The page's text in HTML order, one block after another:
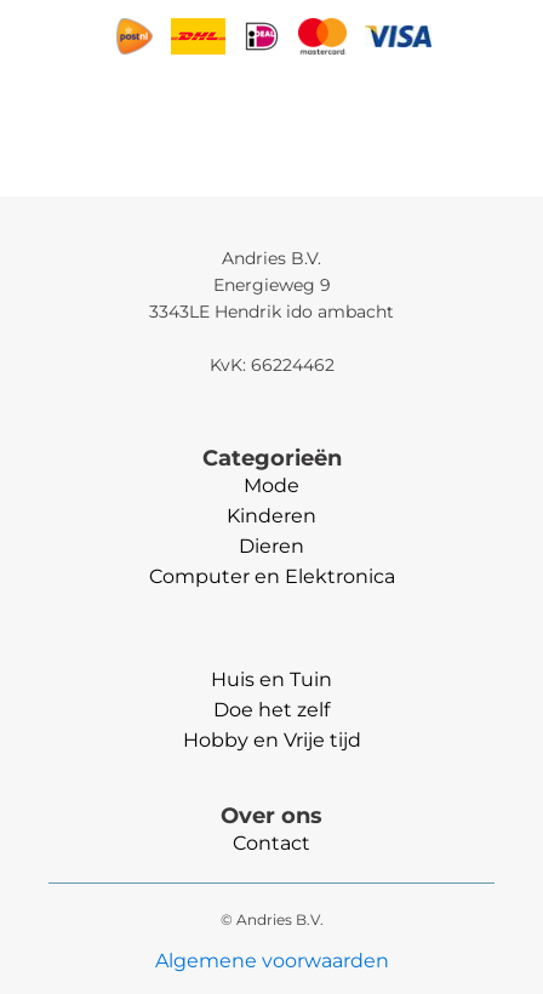
Andries B.V.
Energieweg 9
3343LE Hendrik ido ambacht
KvK: 66224462
Categorieën
Mode
Kinderen
Dieren
Computer en Elektronica
Huis en Tuin
Doe het zelf
Hobby en Vrije tijd
Over ons
Contact
© Andries B.V.
Algemene voorwaarden